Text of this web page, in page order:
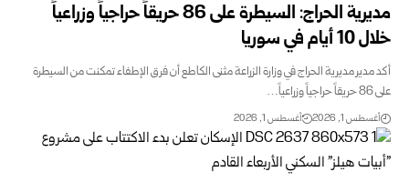
مديرية الحراج: السيطرة على 86 حريقاً حراجياً وزراعياً
خلال 10 أيام في سوريا
أكد مدير مديرية الحراج في وزارة الزراعة مثنى الكاطع أن فرق الإطفاء تمكنت من السيطرة
على 86 حريقاً حراجياً وزراعياً…
أغسطس 1, 2026 أغسطس 1, 2026